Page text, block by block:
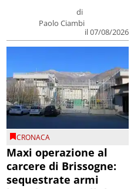
di
Paolo Ciambi
il 07/08/2026
CRONACA
Maxi operazione al
carcere di Brissogne:
sequestrate armi